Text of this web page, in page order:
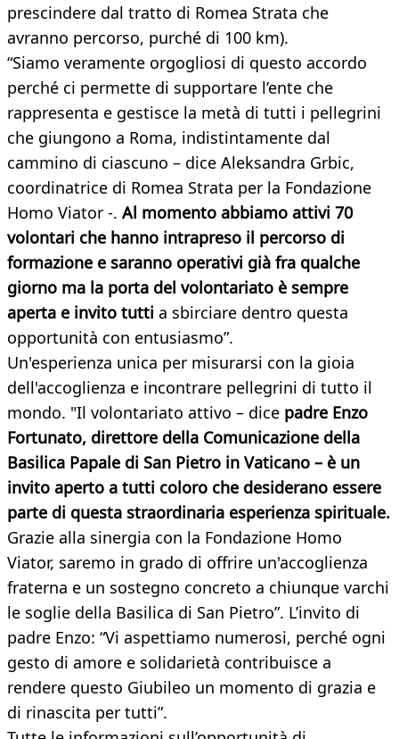
prescindere dal tratto di Romea Strata che
avranno percorso, purché di 100 km).
“Siamo veramente orgogliosi di questo accordo
perché ci permette di supportare l’ente che
rappresenta e gestisce la metà di tutti i pellegrini
che giungono a Roma, indistintamente dal
cammino di ciascuno – dice Aleksandra Grbic,
coordinatrice di Romea Strata per la Fondazione
Homo Viator -. Al momento abbiamo attivi 70
volontari che hanno intrapreso il percorso di
formazione e saranno operativi già fra qualche
giorno ma la porta del volontariato è sempre
aperta e invito tutti a sbirciare dentro questa
opportunità con entusiasmo”.
Un'esperienza unica per misurarsi con la gioia
dell'accoglienza e incontrare pellegrini di tutto il
mondo. "Il volontariato attivo – dice padre Enzo
Fortunato, direttore della Comunicazione della
Basilica Papale di San Pietro in Vaticano – è un
invito aperto a tutti coloro che desiderano essere
parte di questa straordinaria esperienza spirituale.
Grazie alla sinergia con la Fondazione Homo
Viator, saremo in grado di offrire un'accoglienza
fraterna e un sostegno concreto a chiunque varchi
le soglie della Basilica di San Pietro”. L’invito di
padre Enzo: “Vi aspettiamo numerosi, perché ogni
gesto di amore e solidarietà contribuisce a
rendere questo Giubileo un momento di grazia e
di rinascita per tutti”.